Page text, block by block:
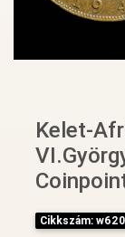
Kelet-
Cikkszám: